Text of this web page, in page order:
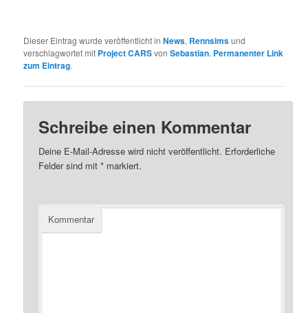
Dieser Eintrag wurde veröffentlicht inNews, Rennsimsund
verschlagwortet mit Project CARSvonSebastian. Permanenter Link
zum Eintrag.
Schreibe einen Kommentar
Deine E-Mail-Adresse wird nicht veröffentlicht. Erforderliche
Felder sind mit* markiert.
Kommentar